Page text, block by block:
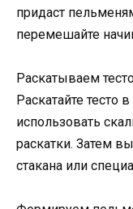
придаст
перемешайте
Раскатываем
Раскатайте тесто
использовать
раскатки. Затем
стакана или